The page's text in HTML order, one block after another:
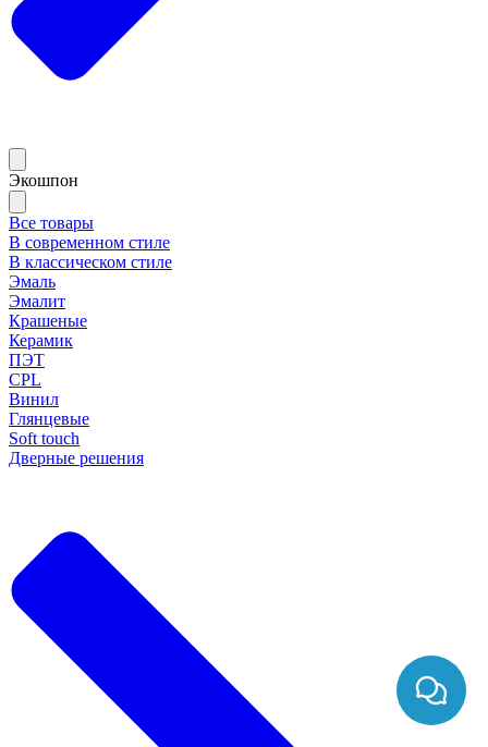
Экошпон
Все товары
В современном стиле
В классическом стиле
Эмаль
Эмалит
Крашеные
Керамик
ПЭТ
CPL
Винил
Глянцевые
Soft touch
Дверные решения